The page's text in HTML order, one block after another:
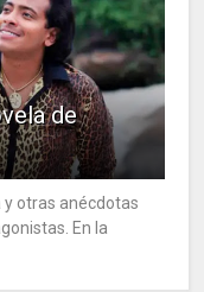
de
y otras anécdotas
En la